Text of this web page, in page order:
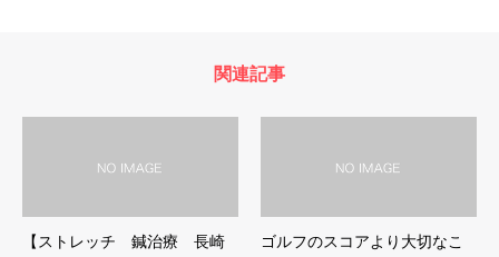
関連記事
【ストレッチ 鍼治療 長崎
ゴルフのスコアより大切なこ